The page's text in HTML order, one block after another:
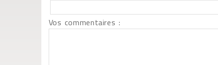
Vos commentaires :